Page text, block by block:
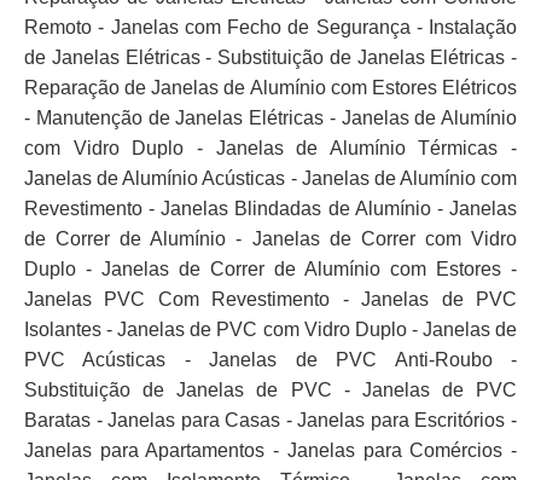
Remoto - Janelas com Fecho de Segurança - Instalação
de Janelas Elétricas - Substituição de Janelas Elétricas -
Reparação de Janelas de Alumínio com Estores Elétricos
- Manutenção de Janelas Elétricas - Janelas de Alumínio
com Vidro Duplo - Janelas de Alumínio Térmicas -
Janelas de Alumínio Acústicas - Janelas de Alumínio com
Revestimento - Janelas Blindadas de Alumínio - Janelas
de Correr de Alumínio - Janelas de Correr com Vidro
Duplo - Janelas de Correr de Alumínio com Estores -
Janelas PVC Com Revestimento - Janelas de PVC
Isolantes - Janelas de PVC com Vidro Duplo - Janelas de
PVC Acústicas - Janelas de PVC Anti-Roubo -
Substituição de Janelas de PVC - Janelas de PVC
Baratas - Janelas para Casas - Janelas para Escritórios -
Janelas para Apartamentos - Janelas para Comércios -